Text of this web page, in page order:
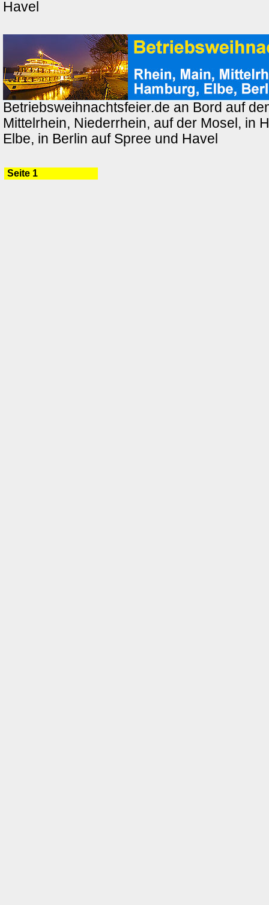
Havel
Betriebsweihnachtsfeier.de an Bord auf
Mittelrhein, Niederrhein, auf der Mosel, in
Elbe, in Berlin auf Spree und Havel
Seite 1